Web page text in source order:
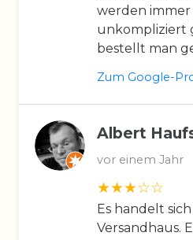
werden
unkompliziert
bestellt man
Zum Google-
Albert
vor einem Jahr
Es handelt
Versandhaus.